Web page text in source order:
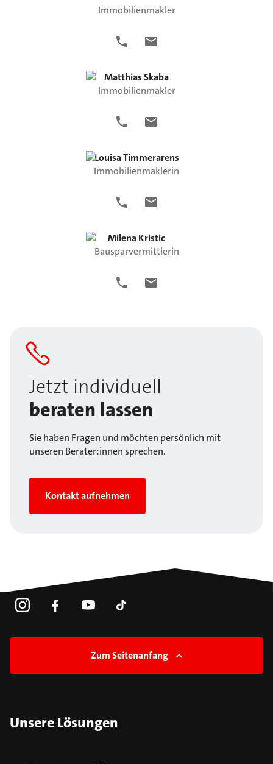
Immobilienmakler
MatthiasSkaba
Immobilienmakler
LouisaTimmerarens
Immobilienmaklerin
MilenaKristic
Bausparvermittlerin
Jetzt individuell
beraten lassen
Sie haben Fragen und möchten persönlich mit
unseren Berater:innen sprechen.
Kontakt aufnehmen
Zum Seitenanfang
Unsere Lösungen